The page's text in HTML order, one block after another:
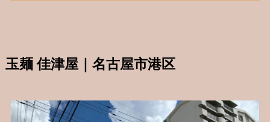
玉麺 佳津屋｜名古屋市港区